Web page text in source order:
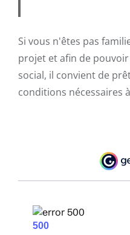
Si vous n'êtes pas
projet et afin de
social, il convient de
conditions nécessaires